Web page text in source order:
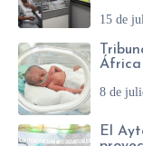
15 de
África
8 de
El